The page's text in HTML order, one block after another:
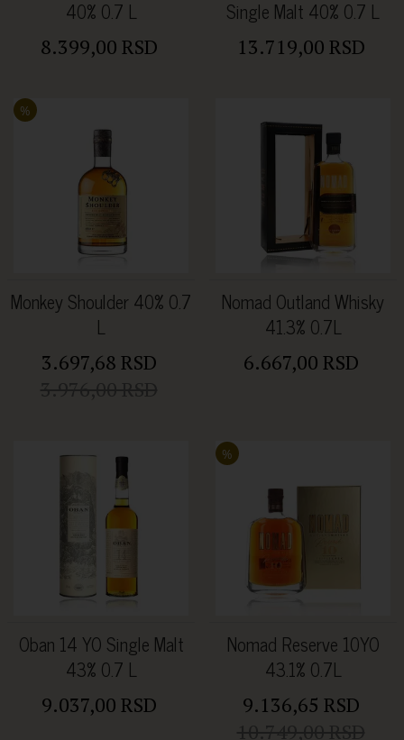
40% 0.7 L
8.399,00 RSD
Single Malt 40% 0.7 L
13.719,00 RSD
Monkey Shoulder 40% 0.7
L
3.697,68 RSD
%
Nomad Outland Whisky
41.3% 0.7L
6.667,00 RSD
Oban 14 YO Single Malt
43% 0.7 L
9.037,00 RSD
Nomad Reserve 10YO
43.1% 0.7L
9.136,65 RSD
%